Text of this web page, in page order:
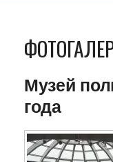
Музей
года